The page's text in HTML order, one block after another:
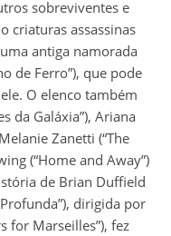
sobreviventes e
criaturas assassinas
antiga namorada
de Ferro”), que pode
O elenco também
da Galáxia”), Ariana
Zanetti (“The
(“Home and Away”)
de Brian Duffield
dirigida por
for Marseilles”), fez